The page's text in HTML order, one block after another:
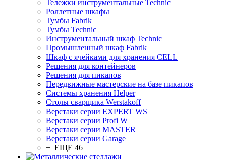
Тележки инструментальные Technic
Роллетные шкафы
Тумбы Fabrik
Тумбы Technic
Инструментальный шкаф Technic
Промышленный шкаф Fabrik
Шкаф с ячейками для хранения CELL
Решения для контейнеров
Решения для пикапов
Передвижные мастерские на базе пикапов
Системы хранения Helper
Столы сварщика Werstakoff
Верстаки серии EXPERT WS
Верстаки серии Profi W
Верстаки серии MASTER
Верстаки серии Garage
+ ЕЩЕ 46